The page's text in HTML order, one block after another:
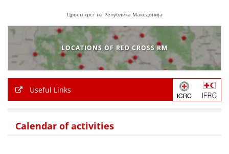
Црвен крст на Република Македонија
LOCATIONS OF RED CROSS RM
Useful Links
Calendar of activities